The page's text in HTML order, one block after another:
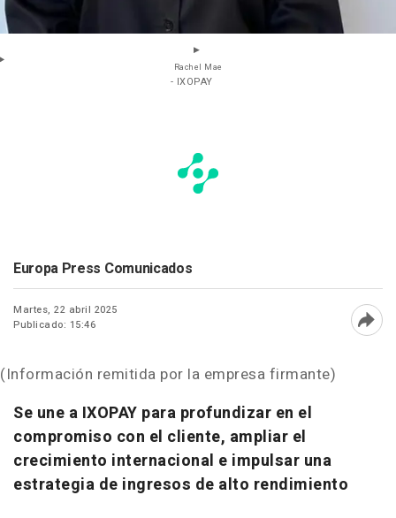
Rachel Mae
- IXOPAY
Europa Press Comunicados
Martes, 22 abril 2025
Publicado: 15:46
(Información remitida por la empresa firmante)
Se une a IXOPAY para profundizar en el
compromiso con el cliente, ampliar el
crecimiento internacional e impulsar una
estrategia de ingresos de alto rendimiento